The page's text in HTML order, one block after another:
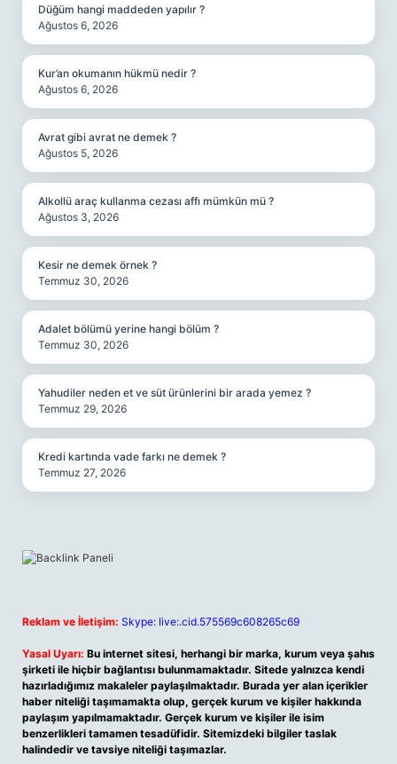
Düğüm hangi maddeden yapılır ?
Ağustos 6, 2026
Kur’an okumanın hükmü nedir ?
Ağustos 6, 2026
Avrat gibi avrat ne demek ?
Ağustos 5, 2026
Alkollü araç kullanma cezası affı mümkün mü ?
Ağustos 3, 2026
Kesir ne demek örnek ?
Temmuz 30, 2026
Adalet bölümü yerine hangi bölüm ?
Temmuz 30, 2026
Yahudiler neden et ve süt ürünlerini bir arada yemez ?
Temmuz 29, 2026
Kredi kartında vade farkı ne demek ?
Temmuz 27, 2026
Reklam ve İletişim: Skype: live:.cid.575569c608265c69
Yasal Uyarı: Bu internet sitesi, herhangi bir marka, kurum veya şahıs
şirketi ile hiçbir bağlantısı bulunmamaktadır. Sitede yalnızca kendi
hazırladığımız makaleler paylaşılmaktadır. Burada yer alan içerikler
haber niteliği taşımamakta olup, gerçek kurum ve kişiler hakkında
paylaşım yapılmamaktadır. Gerçek kurum ve kişiler ile isim
benzerlikleri tamamen tesadüfidir. Sitemizdeki bilgiler taslak
halindedir ve tavsiye niteliği taşımazlar.